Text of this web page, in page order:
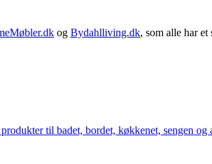
og Bydahlliving.dk, som alle har
til badet, bordet, køkkenet, sengen